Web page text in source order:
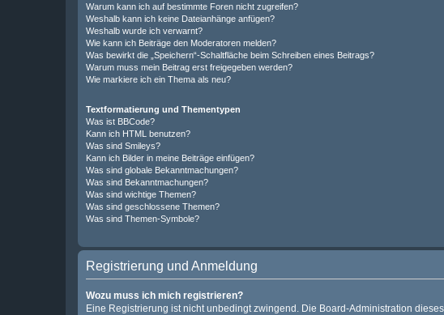
Warum kann ich auf bestimmte Foren nicht zugreifen?
Weshalb kann ich keine Dateianhänge anfügen?
Weshalb wurde ich verwarnt?
Wie kann ich Beiträge den Moderatoren melden?
Was bewirkt die „Speichern“-Schaltfläche beim Schreiben eines Beitrags?
Warum muss mein Beitrag erst freigegeben werden?
Wie markiere ich ein Thema als neu?
Textformatierung und Thementypen
Was ist BBCode?
Kann ich HTML benutzen?
Was sind Smileys?
Kann ich Bilder in meine Beiträge einfügen?
Was sind globale Bekanntmachungen?
Was sind Bekanntmachungen?
Was sind wichtige Themen?
Was sind geschlossene Themen?
Was sind Themen-Symbole?
Registrierung und Anmeldung
Wozu muss ich mich registrieren?
Eine Registrierung ist nicht unbedingt zwingend. Die Board-Administration